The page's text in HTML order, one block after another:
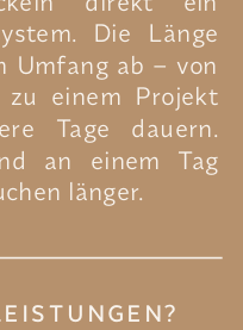
Die Länge
Umfang ab – von
einem Projekt
Tage dauern.
an einem Tag
länger.